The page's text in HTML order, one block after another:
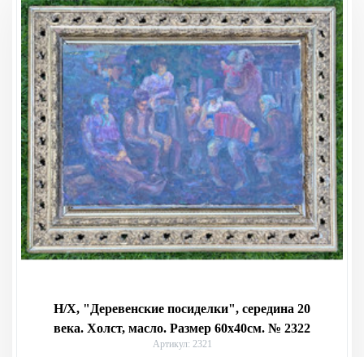
Н/Х, "Деревенские посиделки", середина 20
века. Холст, масло. Размер 60х40см. № 2322
Артикул: 2321